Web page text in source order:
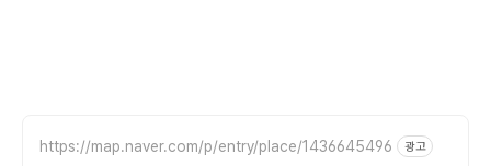
https://map.naver.com/p/entry/place/1436645496 광고